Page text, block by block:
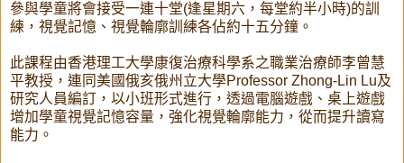
參與學童將會接受一連十堂(逢星期六，每堂約半小時)的訓
練，視覺記憶、視覺輪廓訓練各佔約十五分鐘。
此課程由香港理工大學康復治療科學系之職業治療師李曾慧
平教授，連同美國俄亥俄州立大學Professor Zhong-Lin Lu及
研究人員編訂，以小班形式進行，透過電腦遊戲、桌上遊戲
增加學童視覺記憶容量，強化視覺輪廓能力，從而提升讀寫
能力。